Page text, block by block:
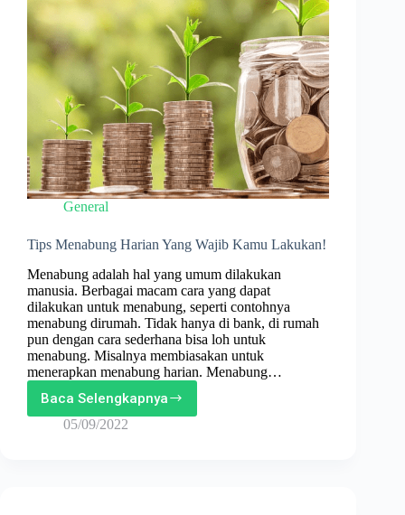
General
Tips Menabung Harian Yang Wajib Kamu Lakukan!
Menabung adalah hal yang umum dilakukan
manusia. Berbagai macam cara yang dapat
dilakukan untuk menabung, seperti contohnya
menabung dirumah. Tidak hanya di bank, di rumah
pun dengan cara sederhana bisa loh untuk
menabung. Misalnya membiasakan untuk
menerapkan menabung harian. Menabung…
Baca Selengkapnya
Tips
Menabung
05/09/2022